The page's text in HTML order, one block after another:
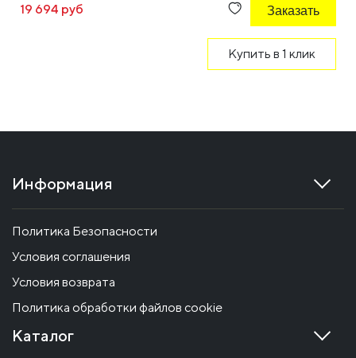
19 694 руб Заказать
Купить в 1 клик
Информация
Политика Безопасности
Условия соглашения
Условия возврата
Политика обработки файлов cookie
Каталог